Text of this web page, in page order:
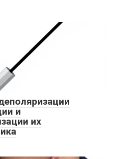
и
их